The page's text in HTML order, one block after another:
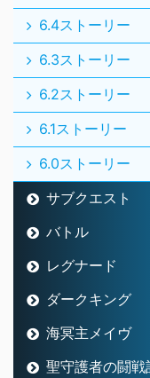
6.4ストーリー
6.3ストーリー
6.2ストーリー
6.1ストーリー
6.0ストーリー
サブクエスト
バトル
レグナード
ダークキング
海冥主メイヴ
聖守護者の闘戦